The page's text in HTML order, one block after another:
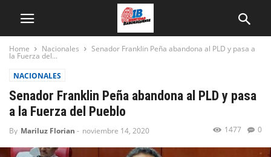
Home Nacionales Senador Franklin Peña abandona al PLD y pasa a
la Fuerza del...
NACIONALES
Senador Franklin Peña abandona al PLD y pasa
a la Fuerza del Pueblo
By Mariluz Florian - noviembre 14, 2020 0
1477